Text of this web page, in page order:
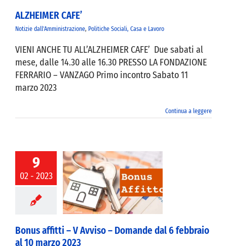
ALZHEIMER CAFE’
Notizie dall'Amministrazione, Politiche Sociali, Casa e Lavoro
VIENI ANCHE TU ALL’ALZHEIMER CAFE’ Due sabati al
mese, dalle 14.30 alle 16.30 PRESSO LA FONDAZIONE
FERRARIO – VANZAGO Primo incontro Sabato 11
marzo 2023
Continua a leggere
9
02 - 2023
affitti – V
Domande dal
al 10 marzo
Bonus affitti – V Avviso – Domande dal 6 febbraio
al 10 marzo 2023